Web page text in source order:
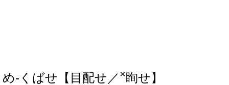
め‐くばせ【目配せ／×眴せ】